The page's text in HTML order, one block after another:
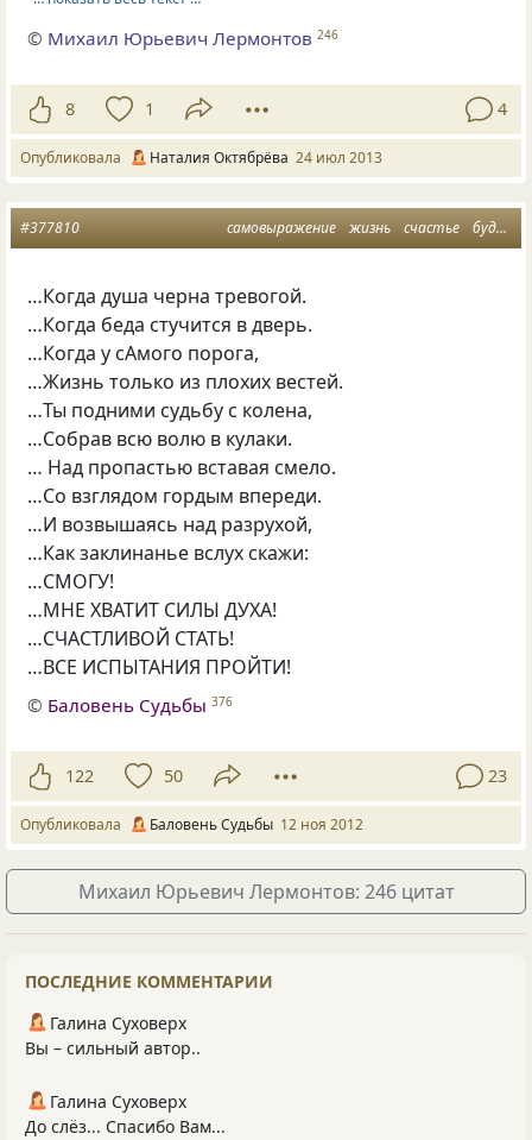
© Михаил Юрьевич Лермонтов 246
8 1 4
Опубликовала Наталия Октябрёва 24 июл 2013
самовыражение жизнь счастье будущее
#377810
…Когда душа черна тревогой.
…Когда беда стучится в дверь.
…Когда у сАмого порога,
…Жизнь только из плохих вестей.
…Ты подними судьбу с колена,
…Собрав всю волю в кулаки.
… Над пропастью вставая смело.
…Со взглядом гордым впереди.
…И возвышаясь над разрухой,
…Как заклинанье вслух скажи:
…СМОГУ!
…МНЕ ХВАТИТ СИЛЫ ДУХА!
…СЧАСТЛИВОЙ СТАТЬ!
…ВСЕ ИСПЫТАНИЯ ПРОЙТИ!
© Баловень Судьбы 376
122 50 23
Опубликовала Баловень Судьбы 12 ноя 2012
Михаил Юрьевич Лермонтов: 246 цитат
ПОСЛЕДНИЕ КОММЕНТАРИИ
Галина Суховерх
Вы – сильный автор..
Галина Суховерх
До слёз... Спасибо Вам...